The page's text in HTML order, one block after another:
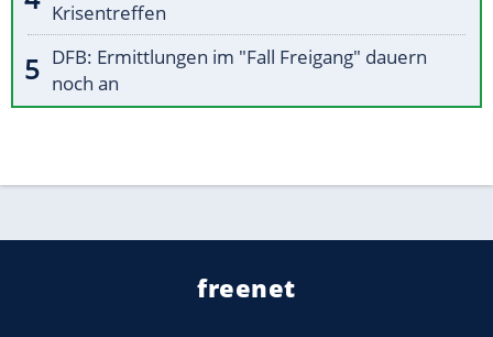
Krisentreffen
DFB: Ermittlungen im "Fall Freigang" dauern
noch an
freenet